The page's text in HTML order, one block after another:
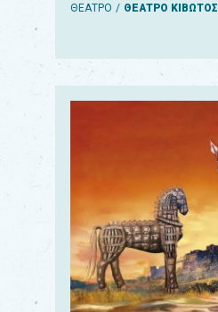
ΘΕΑΤΡΟ ΘΕΑΤΡΟ ΚΙΒΩΤΟΣ